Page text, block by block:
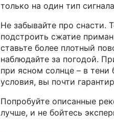
только на один тип
Не забывайте про снасти.
подстроить сжатие
ставьте более плотный
наблюдайте за погодой.
при ясном солнце – в тени
условия, вы почти
Попробуйте описанные
лучше, и не бойтесь